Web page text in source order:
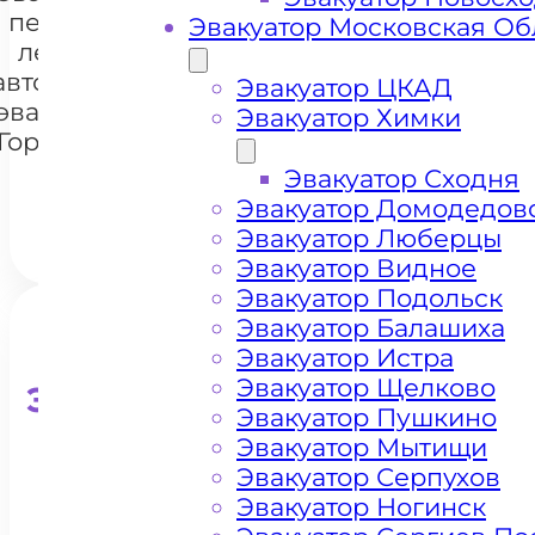
перевозки
легковых
+7 985 222 99 01
Эвакуатор для
Эвакуатор Московская
Эвакуатор ЦКАД
Эвакуатор Химки
Эвакуатор Сходня
Эвакуатор
Эвакуатор Люберцы
Эвакуатор Видное
Эвакуатор Подольск
Эвакуатор Балашиха
Эвакуатор Истра
Эвакуатор Щелково
Эвакуатор Пушкино
Эвакуатор Мытищи
Эвакуатор Серпухов
Эвакуатор Ногинск